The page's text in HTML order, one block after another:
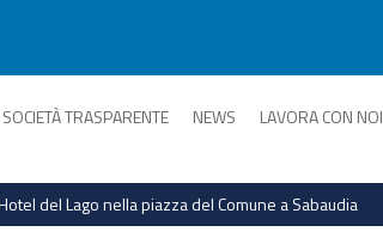
SOCIETÀ TRASPARENTE NEWS LAVORA CON NOI
del Lago nella piazza del Comune a Sabaudia